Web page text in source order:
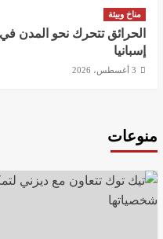
مناخ وبيئة
الحرائق تتحرك نحو المدن
إسبانيا
3 أغسطس، 2026
منوعات